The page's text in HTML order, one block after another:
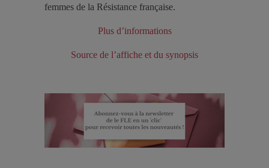
femmes de la Résistance française.
Plus d’informations
Source de l’affiche et du synopsis